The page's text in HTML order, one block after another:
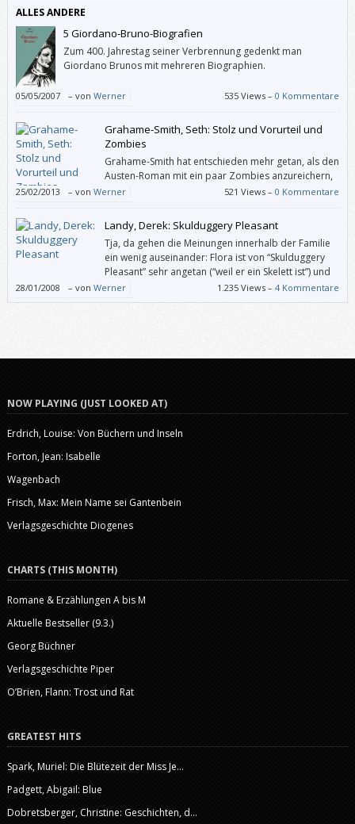
ALLES ANDERE
5 Giordano-Bruno-Biografien
Zum 400. Jahrestag seiner Verbrennung gedenkt man
Giordano Brunos mit mehreren Biographien.
05/05/2007 – von Werner 535 Views –0 Kommentare
Grahame-Smith, Seth: Stolz und Vorurteil und
Zombies
Grahame-Smith hat entschieden mehr getan, als den
Austen-Roman mit ein paar Zombies anzureichern,
er hat „Stolz und Vorurteil“ vielmehr – wenn man das
in diesem Zusammenhang so sagen kann – feinfühlig und mit großem
Respekt neu erzählt.
25/02/2013 – von Werner 521 Views –0 Kommentare
Landy, Derek: Skulduggery Pleasant
Tja, da gehen die Meinungen innerhalb der Familie
ein wenig auseinander: Flora ist von “Skulduggery
Pleasant” sehr angetan (“weil er ein Skelett ist”) und
möchte über das Buch ein Referat halten, und ich
bin halt kein Fantasy-Fan.
28/01/2008 – von Werner 1.235 Views –4 Kommentare
NOW PLAYING (JUST LOOKED AT)
Erdrich, Louise: Von Büchern und Inseln
Forton, Jean: Isabelle
Wagenbach
Frisch, Max: Mein Name sei Gantenbein
Verlagsgeschichte Diogenes
CHARTS (THIS MONTH)
Romane & Erzählungen A bis M
Aktuelle Bestseller (9.3.)
Georg Büchner
Verlagsgeschichte Piper
O’Brien, Flann: Trost und Rat
GREATEST HITS
Spark, Muriel: Die Blütezeit der Miss Je...
Padgett, Abigail: Blue
Dobretsberger, Christine: Geschichten, d...